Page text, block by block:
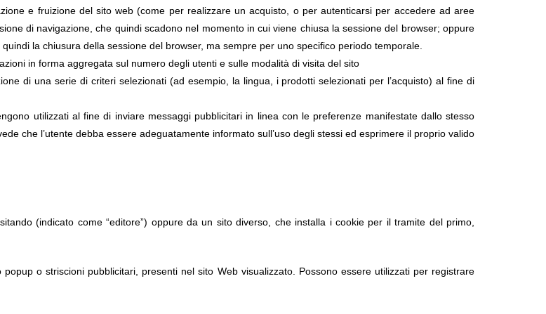
e fruizione del sito web (come per realizzare un acquisto, o per autenticarsi per accedere ad aree
di navigazione, che quindi scadono nel momento in cui viene chiusa la sessione del browser; oppure
la chiusura della sessione del browser, ma sempre per uno specifico periodo temporale.
in forma aggregata sul numero degli utenti e sulle modalità di visita del sito
di una serie di criteri selezionati (ad esempio, la lingua, i prodotti selezionati per l’acquisto) al fine di
utilizzati al fine di inviare messaggi pubblicitari in linea con le preferenze manifestate dallo stesso
che l’utente debba essere adeguatamente informato sull’uso degli stessi ed esprimere il proprio valido
(indicato come “editore”) oppure da un sito diverso, che installa i cookie per il tramite del primo,
o striscioni pubblicitari, presenti nel sito Web visualizzato. Possono essere utilizzati per registrare